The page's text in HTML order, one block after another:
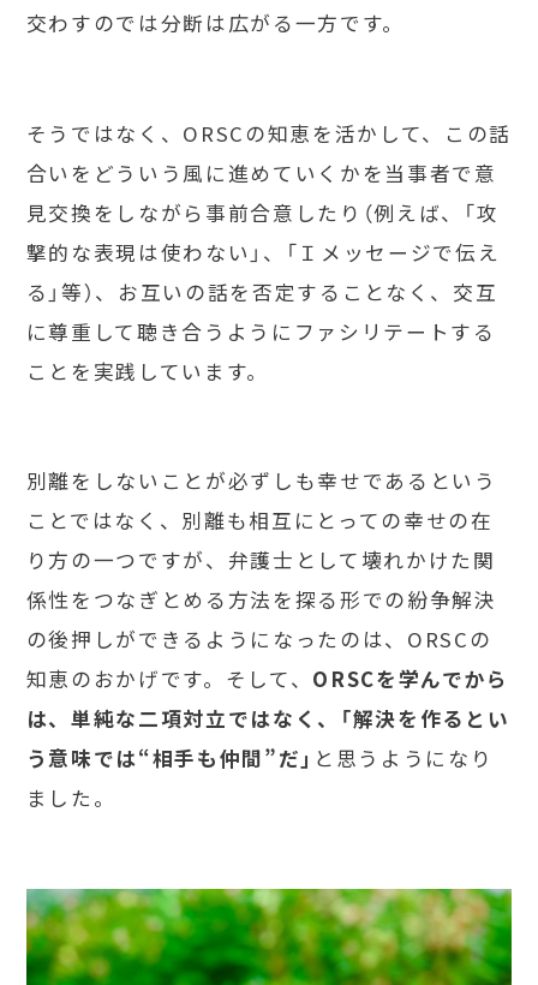
交わすのでは分断は広がる一方です。
そうではなく、ORSCの知恵を活かして、この話
合いをどういう風に進めていくかを当事者で意
見交換をしながら事前合意したり（例えば、「攻
撃的な表現は使わない」、「Ｉメッセージで伝え
る」等）、お互いの話を否定することなく、交互
に尊重して聴き合うようにファシリテートする
ことを実践しています。
別離をしないことが必ずしも幸せであるという
ことではなく、別離も相互にとっての幸せの在
り方の一つですが、弁護士として壊れかけた関
係性をつなぎとめる方法を探る形での紛争解決
の後押しができるようになったのは、ORSCの
知恵のおかげです。そして、 ORSCを学んでから
は、単純な二項対立ではなく、「解決を作るとい
う意味では“相手も仲間”だ」 と思うようになり
ました。